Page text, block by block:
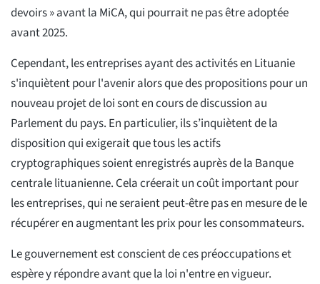
devoirs » avant la MiCA, qui pourrait ne pas être adoptée
avant 2025.
Cependant, les entreprises ayant des activités en Lituanie
s'inquiètent pour l'avenir alors que des propositions pour un
nouveau projet de loi sont en cours de discussion au
Parlement du pays. En particulier, ils s’inquiètent de la
disposition qui exigerait que tous les actifs
cryptographiques soient enregistrés auprès de la Banque
centrale lituanienne. Cela créerait un coût important pour
les entreprises, qui ne seraient peut-être pas en mesure de le
récupérer en augmentant les prix pour les consommateurs.
Le gouvernement est conscient de ces préoccupations et
espère y répondre avant que la loi n'entre en vigueur.